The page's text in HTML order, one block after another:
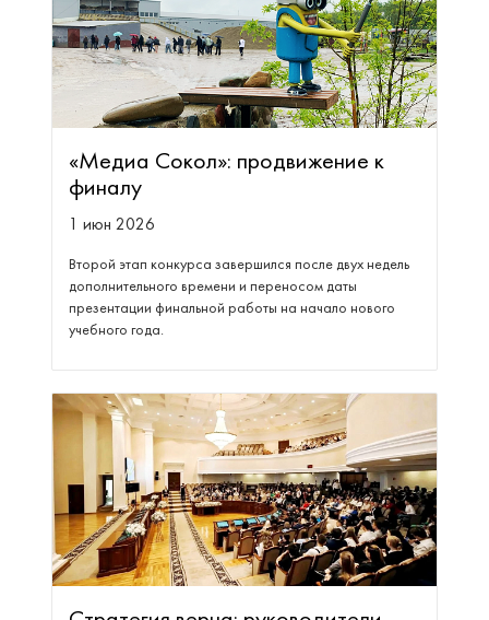
«Медиа Сокол»: продвижение к
финалу
1 июн 2026
Второй этап конкурса завершился после двух недель
дополнительного времени и переносом даты
презентации финальной работы на начало нового
учебного года.